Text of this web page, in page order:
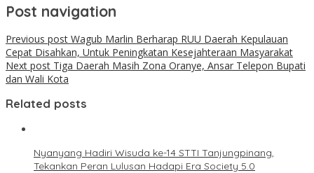
Post navigation
Previous post Wagub Marlin Berharap RUU Daerah Kepulauan
Cepat Disahkan, Untuk Peningkatan Kesejahteraan Masyarakat
Next post Tiga Daerah Masih Zona Oranye, Ansar Telepon Bupati
dan Wali Kota
Related posts
Nyanyang Hadiri Wisuda ke-14 STTI Tanjungpinang,
Tekankan Peran Lulusan Hadapi Era Society 5.0